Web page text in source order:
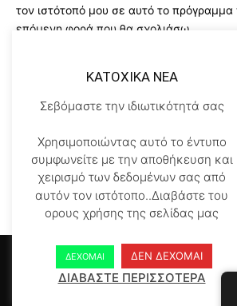
τον ιστότοπό μου σε αυτό το πρόγραμμα
επόμενη φορά που θα σχολιάσω.
Χρησιμοποιώντας αυτό το έντυπο
αποθήκευση και χειρισμό των
τον ιστότοπο..Διαβάστε του ορους
μας*
Αρχικη KATOHIKA NEA Login Register
ΟΡΟΙ ΧΡΗΣΗΣ
© Newspaper WordPress Theme
KATOXIKA NEA
Σεβόμαστε την ιδιωτικότητά σας
Χρησιμοποιώντας αυτό το έντυπο
συμφωνείτε με την αποθήκευση και
χειρισμό των δεδομένων σας από
αυτόν τον ιστότοπο..Διαβάστε του
ορους χρήσης της σελίδας μας
ΔΕΧΟΜΑΙ ΔΕΝ ΔΕΧΟΜΑΙ
ΔΙΑΒΑΣΤΕ ΠΕΡΙΣΣΟΤΕΡΑ